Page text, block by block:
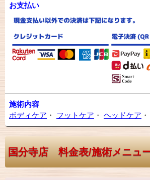
お支払い
施術内容
ボディケア ・ フットケア ・ ヘッドケア ・
国分寺店 料金表/施術メニュ